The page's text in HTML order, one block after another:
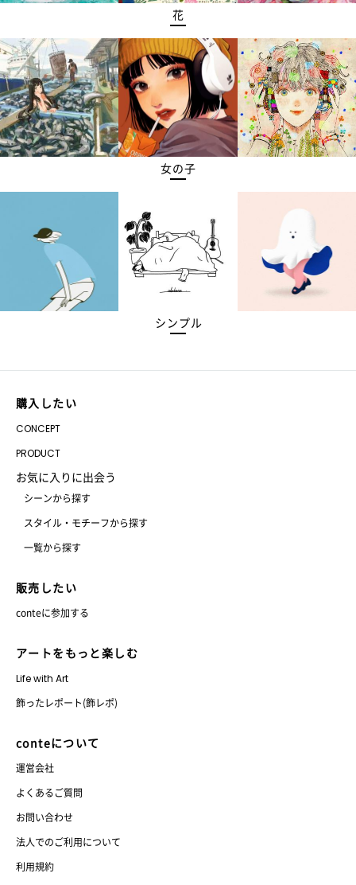
花
女の子
シンプル
購入したい
CONCEPT
PRODUCT
お気に入りに出会う
シーンから探す
スタイル・モチーフから探す
一覧から探す
販売したい
conteに参加する
アートをもっと楽しむ
Life with Art
飾ったレポート(飾レポ)
conteについて
運営会社
よくあるご質問
お問い合わせ
法人でのご利用について
利用規約